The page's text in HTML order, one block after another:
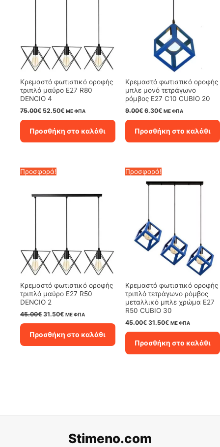
Κρεμαστό φωτιστικό οροφής
τριπλό μαύρο E27 R80
DENCIO 4
75.00€ Original
75.00€.
52.50€Η
είναι:
52.50€.
ΜΕ ΦΠΑ
Προσθήκη στο καλάθι
Κρεμαστό φωτιστικό οροφής
μπλε μονό τετράγωνο
ρόμβος Ε27 C10 CUBIO 20
9.00€ Original
9.00€.
6.30€Η
είναι:
6.30€.
ΜΕ ΦΠΑ
Προσθήκη στο καλάθι
Προσφορά!
Κρεμαστό φωτιστικό οροφής
τριπλό μαύρο E27 R50
DENCIO 2
45.00€ Original
price
45.00€.
31.50€Η
τρέχουσα
είναι:
31.50€.
ΜΕ ΦΠΑ
Προσθήκη στο καλάθι
Προσφορά!
Κρεμαστό φωτιστικό οροφής
τριπλό τετράγωνο ρόμβος
μεταλλικό μπλε χρώμα E27
R50 CUBIO 30
45.00€ Original
price
45.00€.
31.50€Η
τρέχουσα
είναι:
31.50€.
ΜΕ ΦΠΑ
Προσθήκη στο καλάθι
Stimeno.com